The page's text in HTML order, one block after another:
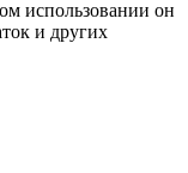
использовании он
и других